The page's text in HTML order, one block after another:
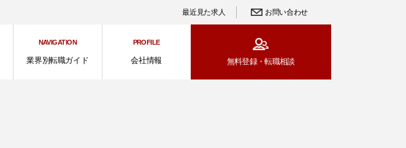
最近見た求人 お問い合わせ
NAVIGATION
業界別転職ガイド
PROFILE
会社情報 無料登録・転職相談